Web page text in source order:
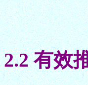
2.2 有效